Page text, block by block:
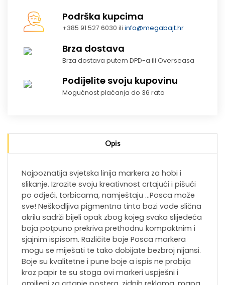
Podrška kupcima
+385 91 527 6030 iliinfo@megabajt.hr
Brza dostava
Brza dostava putem DPD-a ili Overseasa
Podijelite svoju kupovinu
Mogućnost plaćanja do 36 rata
Opis
Najpoznatija svjetska linija markera za hobi i
slikanje. Izrazite svoju kreativnost crtajući i pišući
po odjeći, torbicama, namještaju …Posca može
sve! Neškodljiva pigmentna tinta bazi vode slična
akrilu sadrži bijeli opak zbog kojeg svaka slijedeća
boja potpuno prekriva prethodnu kompaktnim i
sjajnim ispisom. Različite boje Posca markera
mogu se miješati te tako dobijate bezbroj nijansi.
Boje su kvalitetne i pune boje a ispis ne probija
kroz papir te su stoga ovi markeri uspješni i